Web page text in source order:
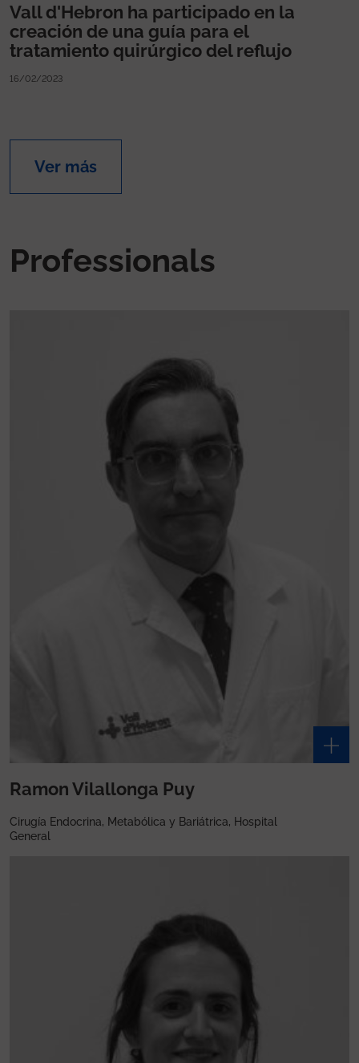
Vall d'Hebron ha participado en la
creación de una guía para el
tratamiento quirúrgico del reflujo
16/02/2023
Ver más
Professionals
Ramon Vilallonga Puy
Cirugía Endocrina, Metabólica y Bariátrica, Hospital
General